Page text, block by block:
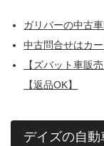
ガリバーの中古
中古問合せはカ
【ズバット車販
【返品OK】
デイズの自